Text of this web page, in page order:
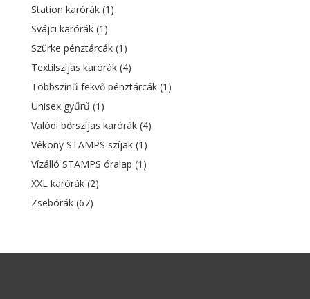
Station karórák (1)
Svájci karórák (1)
Szürke pénztárcák (1)
Textilszíjas karórák (4)
Többszínű fekvő pénztárcák (1)
Unisex gyűrű (1)
Valódi bőrszíjas karórák (4)
Vékony STAMPS szíjak (1)
Vízálló STAMPS óralap (1)
XXL karórák (2)
Zsebórák (67)